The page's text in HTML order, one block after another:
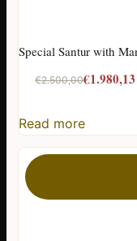
Special Santur with
€2.500,00
Original
was:
€2.500,00.
€1.980,13
Current
is:
€1.980,13.
Read more